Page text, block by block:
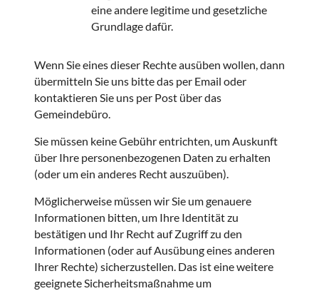
eine andere legitime und gesetzliche
Grundlage dafür.
Wenn Sie eines dieser Rechte ausüben wollen, dann
übermitteln Sie uns bitte das per Email oder
kontaktieren Sie uns per Post über das
Gemeindebüro.
Sie müssen keine Gebühr entrichten, um Auskunft
über Ihre personenbezogenen Daten zu erhalten
(oder um ein anderes Recht auszuüben).
Möglicherweise müssen wir Sie um genauere
Informationen bitten, um Ihre Identität zu
bestätigen und Ihr Recht auf Zugriff zu den
Informationen (oder auf Ausübung eines anderen
Ihrer Rechte) sicherzustellen. Das ist eine weitere
geeignete Sicherheitsmaßnahme um